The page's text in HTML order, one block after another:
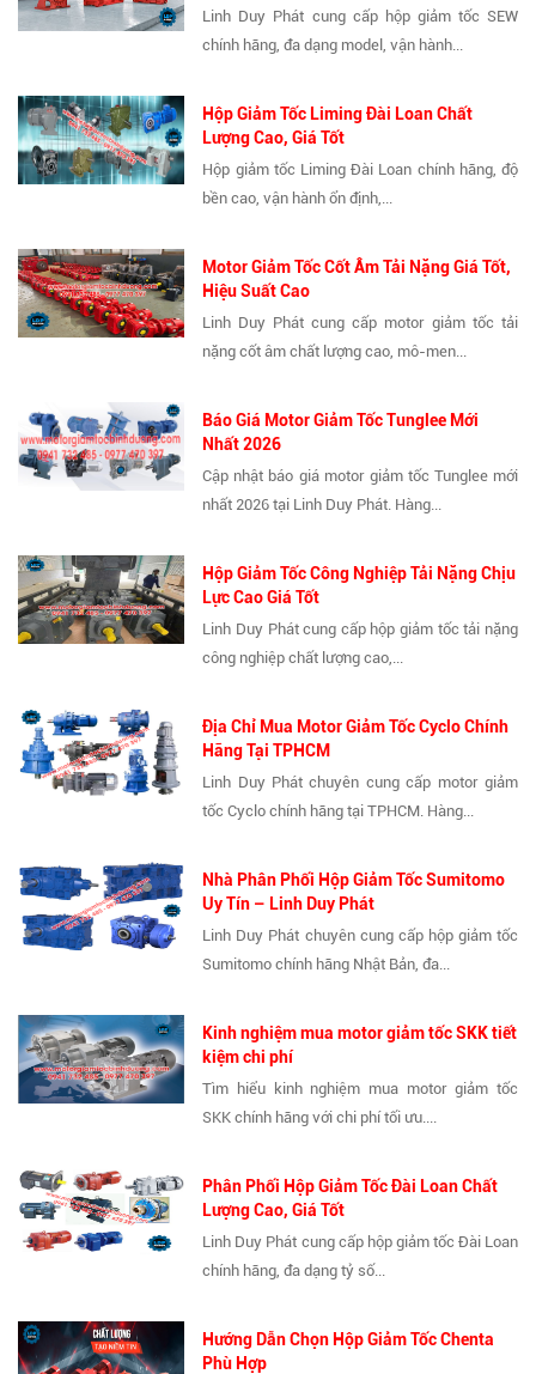
Linh Duy Phát cung cấp hộp giảm tốc SEW
chính hãng, đa dạng model, vận hành...
Hộp Giảm Tốc Liming Đài Loan Chất
Lượng Cao, Giá Tốt
Hộp giảm tốc Liming Đài Loan chính hãng, độ
bền cao, vận hành ổn định,...
Motor Giảm Tốc Cốt Âm Tải Nặng Giá Tốt,
Hiệu Suất Cao
Linh Duy Phát cung cấp motor giảm tốc tải
nặng cốt âm chất lượng cao, mô-men...
Báo Giá Motor Giảm Tốc Tunglee Mới
Nhất 2026
Cập nhật báo giá motor giảm tốc Tunglee mới
nhất 2026 tại Linh Duy Phát. Hàng...
Hộp Giảm Tốc Công Nghiệp Tải Nặng Chịu
Lực Cao Giá Tốt
Linh Duy Phát cung cấp hộp giảm tốc tải nặng
công nghiệp chất lượng cao,...
Địa Chỉ Mua Motor Giảm Tốc Cyclo Chính
Hãng Tại TPHCM
Linh Duy Phát chuyên cung cấp motor giảm
tốc Cyclo chính hãng tại TPHCM. Hàng...
Nhà Phân Phối Hộp Giảm Tốc Sumitomo
Uy Tín – Linh Duy Phát
Linh Duy Phát chuyên cung cấp hộp giảm tốc
Sumitomo chính hãng Nhật Bản, đa...
Kinh nghiệm mua motor giảm tốc SKK tiết
kiệm chi phí
Tìm hiểu kinh nghiệm mua motor giảm tốc
SKK chính hãng với chi phí tối ưu....
Phân Phối Hộp Giảm Tốc Đài Loan Chất
Lượng Cao, Giá Tốt
Linh Duy Phát cung cấp hộp giảm tốc Đài Loan
chính hãng, đa dạng tỷ số...
Hướng Dẫn Chọn Hộp Giảm Tốc Chenta
Phù Hợp